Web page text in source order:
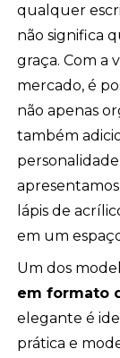
qualquer
não significa
graça. Com a
mercado, é
não apenas
também
lápis de
em um
Um dos
em formato
elegante é
prática e